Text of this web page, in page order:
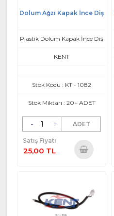
Dolum Ağzı Kapak İnce Diş
Plastik Dolum Kapak İnce Diş
KENT
Stok Kodu : KT - 1082
Stok Miktarı : 20+ ADET
- + ADET
Satış Fiyatı
25,00 TL